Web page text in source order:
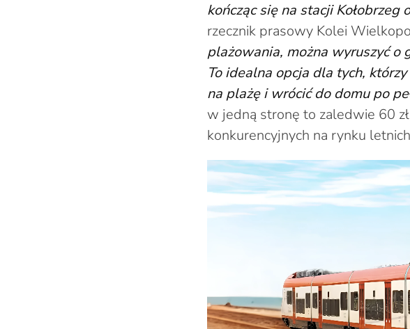
kończąc się na stacji Kołobrzeg
rzecznik prasowy Kolei
plażowania, można wyruszyć o
To idealna opcja dla tych,
na plażę i wrócić do domu po
w jedną stronę to zaledwie 60
konkurencyjnych na rynku